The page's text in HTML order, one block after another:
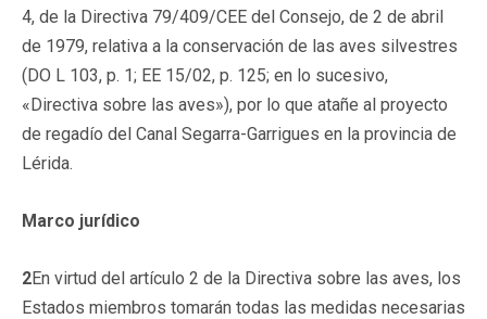
4, de la Directiva 79/409/CEE del Consejo, de 2 de abril
de 1979, relativa a la conservación de las aves silvestres
(DO L 103, p. 1; EE 15/02, p. 125; en lo sucesivo,
«Directiva sobre las aves»), por lo que atañe al proyecto
de regadío del Canal Segarra-Garrigues en la provincia de
Lérida.
Marco jurídico
2En virtud del artículo 2 de la Directiva sobre las aves, los
Estados miembros tomarán todas las medidas necesarias